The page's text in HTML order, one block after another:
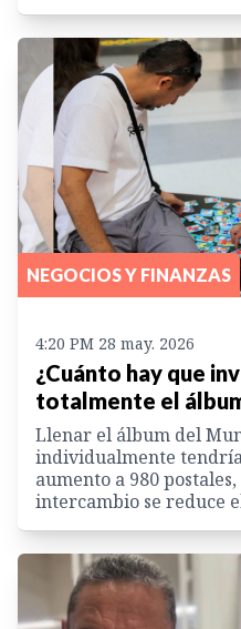
NEGOCIOS Y FINANZAS
4:20 PM 28 may. 2026
¿Cuánto hay que
totalmente el
Llenar el álbum del
individualmente
aumento a 980
intercambio se reduce